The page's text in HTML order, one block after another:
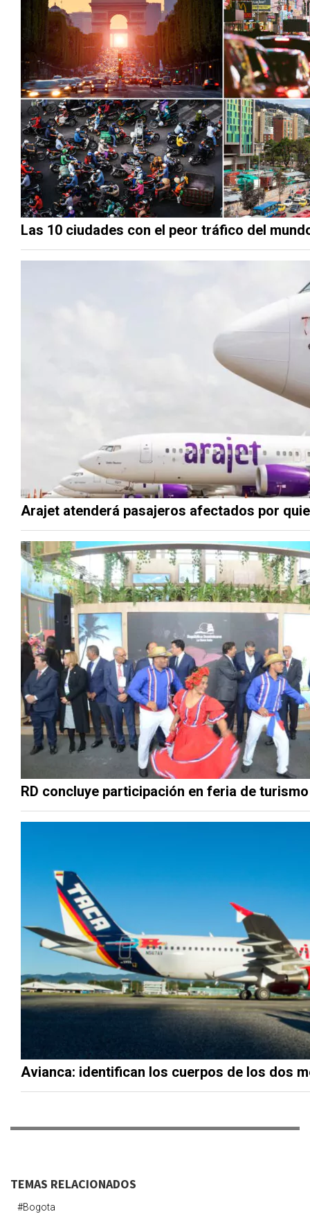
Las 10 ciudades con el peor tráfico del
Arajet atenderá pasajeros afectados por
RD concluye participación en feria de
Avianca: identifican los cuerpos de los dos
TEMAS RELACIONADOS
#bogota